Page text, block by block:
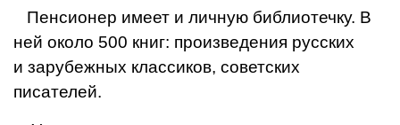
Пенсионер имеет и личную библиотечку. В
ней около 500 книг: произведения русских
и зарубежных классиков, советских
писателей.